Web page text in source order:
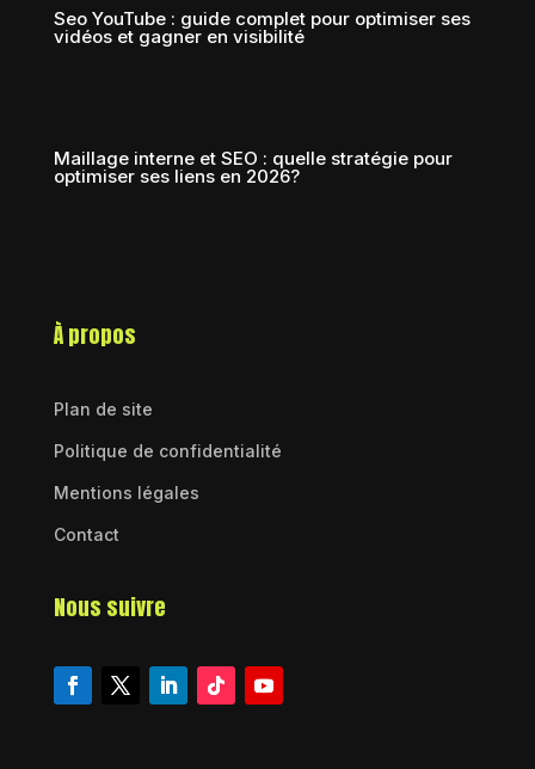
Seo YouTube : guide complet pour optimiser ses
vidéos et gagner en visibilité
Maillage interne et SEO : quelle stratégie pour
optimiser ses liens en 2026?
À propos
Plan de site
Politique de confidentialité
Mentions légales
Contact
Nous suivre